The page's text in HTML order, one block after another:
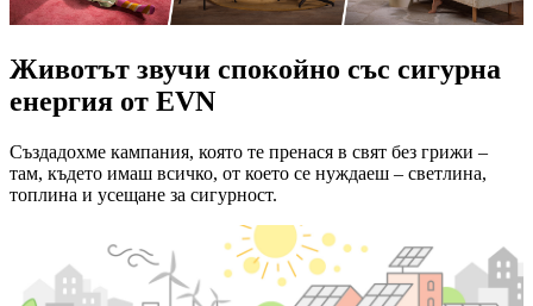
Животът звучи спокойно със сигурна
енергия от EVN
Създадохме кампания, която те пренася в свят без грижи –
там, където имаш всичко, от което се нуждаеш – светлина,
топлина и усещане за сигурност.